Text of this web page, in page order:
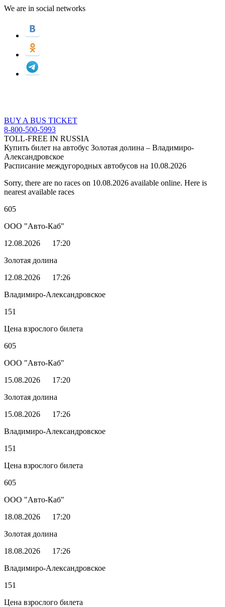
We are in social networks
BUY A BUS TICKET
8-800-500-5993
TOLL-FREE IN RUSSIA
Купить билет на автобус Золотая долина – Владимиро-
Александровское
Расписание междугородных автобусов на 10.08.2026
Sorry, there are no races on 10.08.2026 available online. Here is
nearest available races
605
ООО "Авто-Каб"
12.08.2026
17:20
Золотая долина
12.08.2026
17:26
Владимиро-Александровское
151
Цена взрослого билета
605
ООО "Авто-Каб"
15.08.2026
17:20
Золотая долина
15.08.2026
17:26
Владимиро-Александровское
151
Цена взрослого билета
605
ООО "Авто-Каб"
18.08.2026
17:20
Золотая долина
18.08.2026
17:26
Владимиро-Александровское
151
Цена взрослого билета